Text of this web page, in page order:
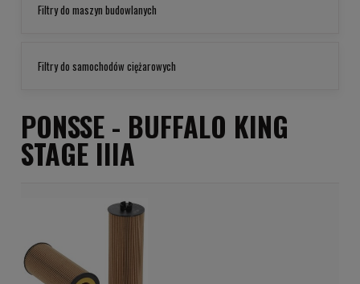
Filtry do maszyn budowlanych
Filtry do samochodów ciężarowych
PONSSE - BUFFALO KING
STAGE IIIA